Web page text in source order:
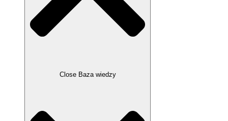
Close Baza wiedzy